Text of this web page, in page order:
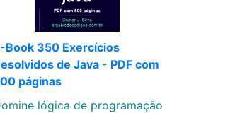
Book 350 Exercícios
de Java - PDF com
páginas
lógica de programação